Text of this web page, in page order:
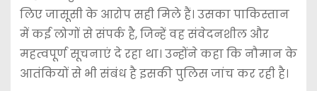
लिए जासूसी के आरोप सही मिले हैं। उसका पाकिस्तान
में कई लोगों से संपर्क है, जिन्हें वह संवेदनशील और
महत्वपूर्ण सूचनाएं दे रहा था। उन्होंने कहा कि नौमान के
आतंकियों से भी संबंध है इसकी पुलिस जांच कर रही है।